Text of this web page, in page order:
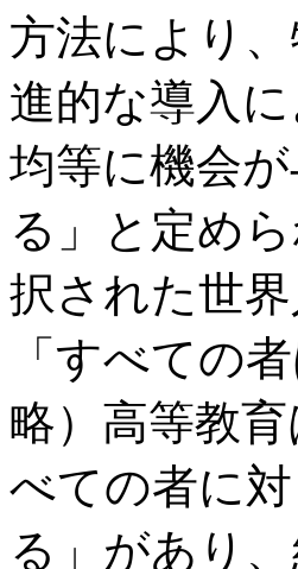
方法により
進的な導入
均等に機会
る」と定め
択された世
「すべての
略）高等教
べての者に
る」があり